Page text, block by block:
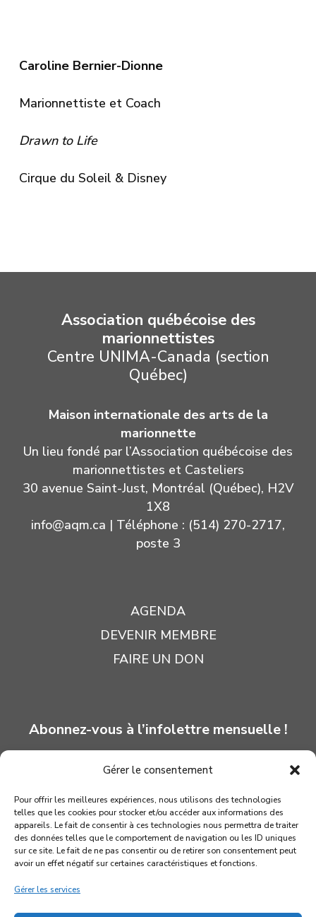
Gérer le consentement
Pour offrir les meilleures expériences, nous utilisons des technologies
telles que les cookies pour stocker et/ou accéder aux informations des
appareils. Le fait de consentir à ces technologies nous permettra de traiter
des données telles que le comportement de navigation ou les ID uniques
sur ce site. Le fait de ne pas consentir ou de retirer son consentement peut
avoir un effet négatif sur certaines caractéristiques et fonctions.
Gérer les services
Caroline Bernier-Dionne
Marionnettiste et Coach
Drawn to Life
Cirque du Soleil & Disney
Association québécoise des
marionnettistes
Centre UNIMA-Canada (section
Québec)
Maison internationale des arts de la
marionnette
Un lieu fondé par l’Association québécoise des
marionnettistes et Casteliers
30 avenue Saint-Just, Montréal (Québec), H2V
1X8
info@aqm.ca | Téléphone : (514) 270-2717,
poste 3
AGENDA
DEVENIR MEMBRE
FAIRE UN DON
Abonnez-vous à l’infolettre mensuelle !